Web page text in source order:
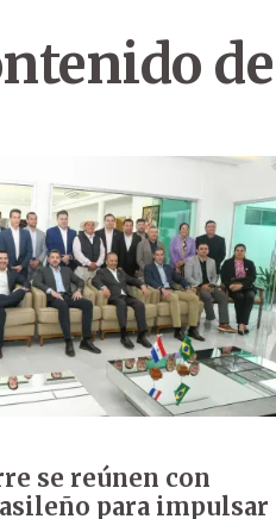
se reúnen con
para impulsar